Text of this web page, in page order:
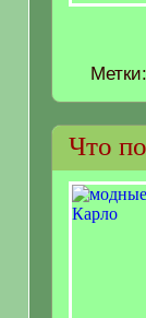
Метки:
Что